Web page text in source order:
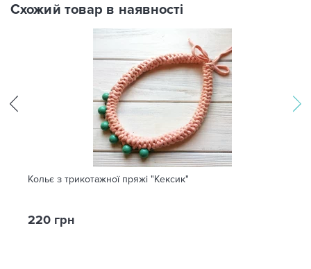
Схожий товар в наявності
Кольє з трикотажної пряжі "Кексик"
220 грн